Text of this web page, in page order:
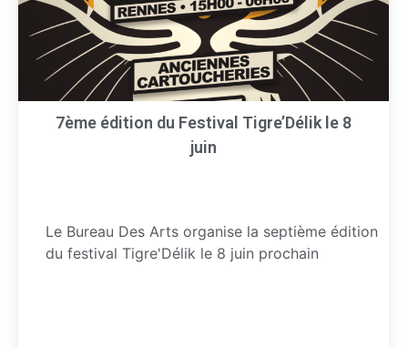
7ème édition du Festival Tigre’Délik le 8
juin
Le Bureau Des Arts organise la septième édition
du festival Tigre'Délik le 8 juin prochain